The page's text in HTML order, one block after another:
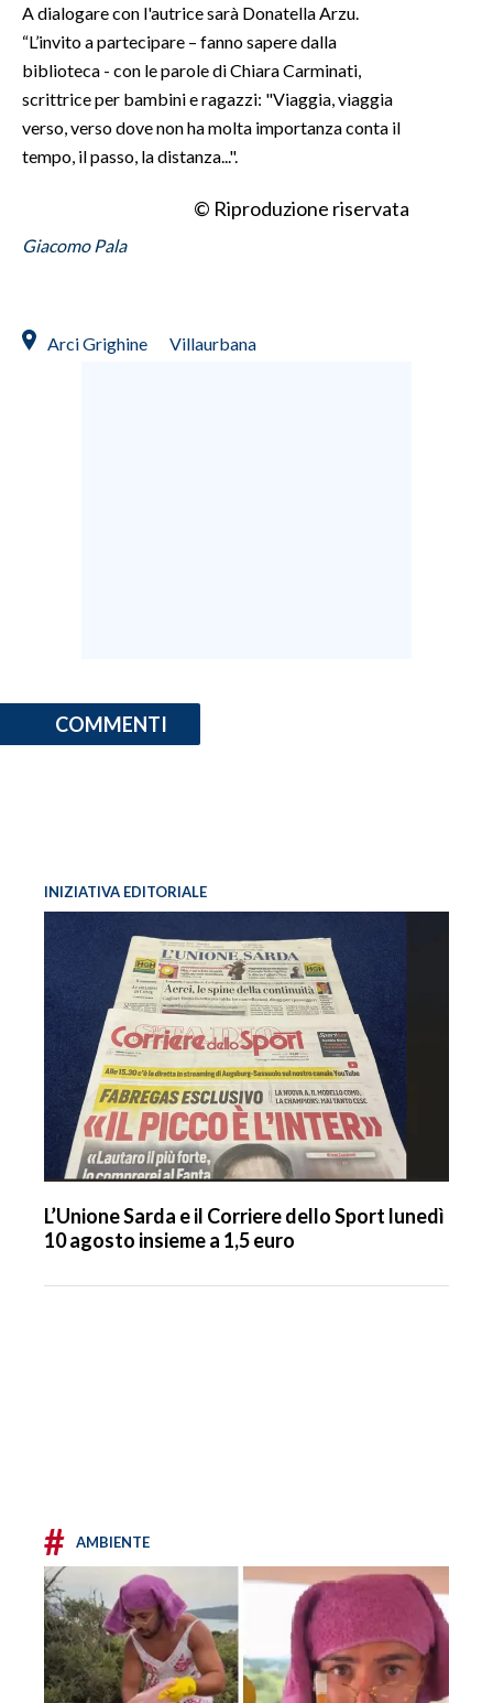
NOTIZIE
#CARAUNIONE
3 MINUTI CON
ANNUNCI
A dialogare con l'autrice sarà Donatella Arzu.
“L’invito a partecipare – fanno sapere dalla
biblioteca - con le parole di Chiara Carminati,
scrittrice per bambini e ragazzi: "Viaggia, viaggia
verso, verso dove non ha molta importanza conta il
tempo, il passo, la distanza...".
© Riproduzione riservata
Giacomo Pala
Arci Grighine Villaurbana
COMMENTI
INIZIATIVA EDITORIALE
L’Unione Sarda e il Corriere dello Sport lunedì
10 agosto insieme a 1,5 euro
# AMBIENTE